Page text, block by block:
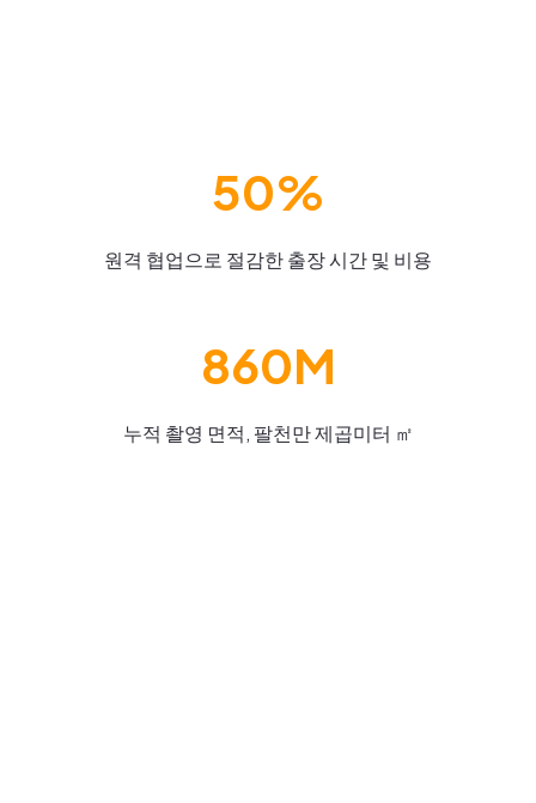
50%
원격 협업으로 절감한 출장 시간 및 비용
860M
누적 촬영 면적, 팔천만 제곱미터 ㎡